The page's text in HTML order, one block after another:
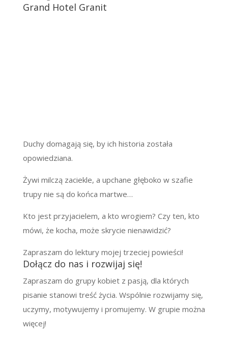
Grand Hotel Granit
Duchy domagają się, by ich historia została
opowiedziana.
Żywi milczą zaciekle, a upchane głęboko w szafie
trupy nie są do końca martwe…
Kto jest przyjacielem, a kto wrogiem? Czy ten, kto
mówi, że kocha, może skrycie nienawidzić?
Zapraszam do lektury mojej trzeciej powieści!
Dołącz do nas i rozwijaj się!
Zapraszam do grupy kobiet z pasją, dla których
pisanie stanowi treść życia. Wspólnie rozwijamy się,
uczymy, motywujemy i promujemy. W grupie można
więcej!